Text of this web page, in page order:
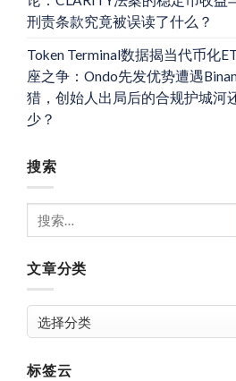
刑责条款究竟被误读了什么？
Token Terminal数据揭当代币化
座之争：Ondo先发优势遭遇
猎，创始人出局后的合规护城河
少？
搜索
文章分类
章
类
标签云